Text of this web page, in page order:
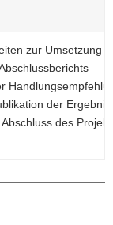
zur Umsetzung
der
des